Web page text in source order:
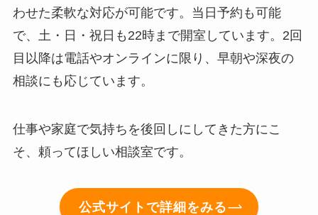
わせた柔軟な対応が可能です。当日予約も可能
で、土・日・祝日も22時まで開室しています。2回
目以降は電話やオンラインに限り、早朝や深夜の
相談にも応じています。
仕事や家庭で気持ちを後回しにしてきた方にこ
そ、頼ってほしい相談室です。
公式サイトで詳細をみる